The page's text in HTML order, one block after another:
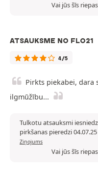
Vai jūs šīs
ATSAUKSME NO FLO21
4/5
Pirkts piekabei, dara
ilgmūžību...
Tulkotu atsauksmi
pirkšanas pieredzi 04.07.25
Ziņojums
Vai jūs šīs